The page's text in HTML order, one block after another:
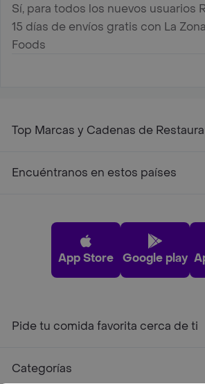
Sí, para todos los nuevos usuarios
15 días de envíos gratis con La
Foods
Top Marcas y Cadenas de
Encuéntranos en estos países
App Store Google play
Pide tu comida favorita cerca de ti
Categorías